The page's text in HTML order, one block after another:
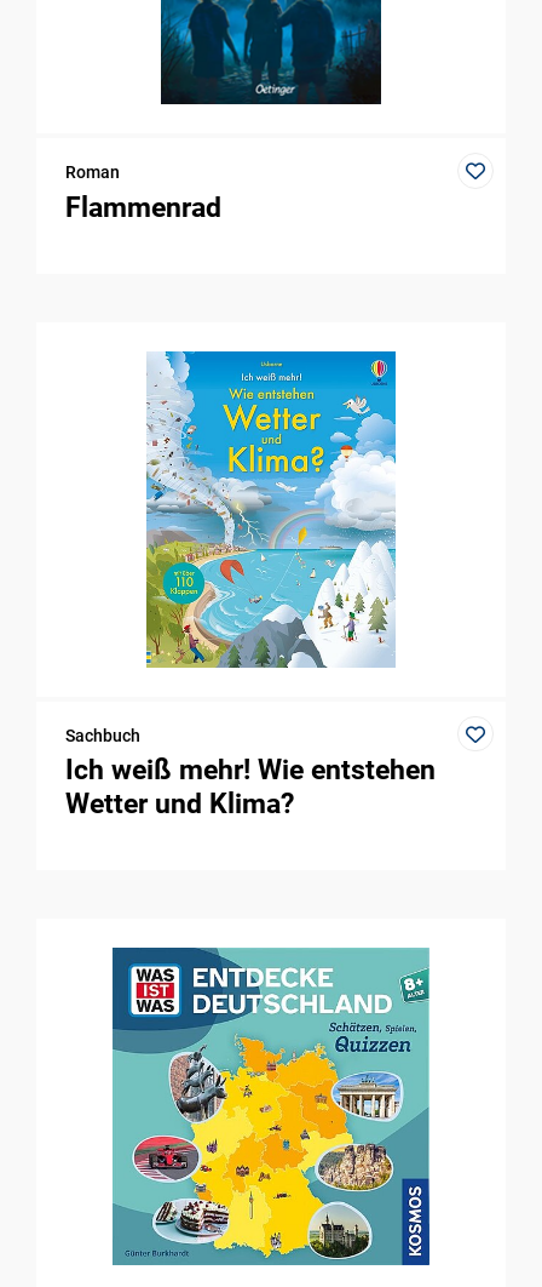
Roman
Flammenrad
Sachbuch
Ich weiß mehr! Wie entstehen
Wetter und Klima?